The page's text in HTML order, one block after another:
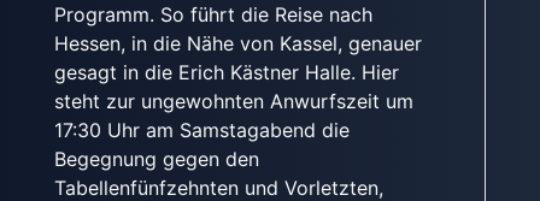
Programm. So führt die Reise nach
Hessen, in die Nähe von Kassel, genauer
gesagt in die Erich Kästner Halle. Hier
steht zur ungewohnten Anwurfszeit um
17:30 Uhr am Samstagabend die
Begegnung gegen den
Tabellenfünfzehnten und Vorletzten,